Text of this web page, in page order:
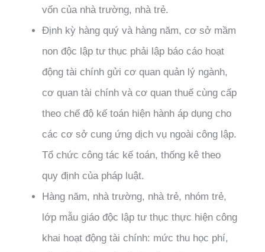
vốn của nhà trường, nhà trẻ.
Định kỳ hàng quý và hàng năm, cơ sở mầm
non độc lập tư thục phải lập báo cáo hoạt
động tài chính gửi cơ quan quản lý ngành,
cơ quan tài chính và cơ quan thuế cùng cấp
theo chế độ kế toán hiện hành áp dụng cho
các cơ sở cung ứng dịch vụ ngoài công lập.
Tổ chức công tác kế toán, thống kê theo
quy định của pháp luật.
Hàng năm, nhà trường, nhà trẻ, nhóm trẻ,
lớp mẫu giáo độc lập tư thục thực hiện công
khai hoạt động tài chính: mức thu học phí,